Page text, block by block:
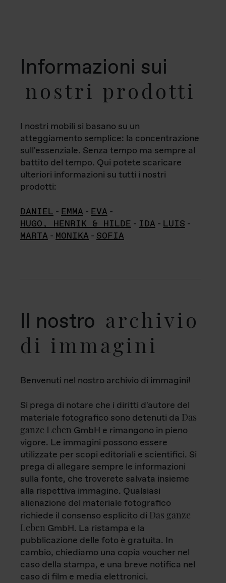
Informazioni sui
nostri prodotti
I nostri mobili si basano su un
atteggiamento semplice: la concentrazione
sull'essenziale. Senza tempo ma sempre al
battito del tempo. Qui potete scaricare
ulteriori informazioni su tutti i nostri
prodotti:
DANIEL - EMMA - EVA -
HUGO, HENRIK & HILDE - IDA - LUIS -
MARTA - MONIKA - SOFIA
Il nostro archivio
di immagini
Benvenuti nel nostro archivio di immagini!
Si prega di notare che i diritti d'autore del
materiale fotografico sono detenuti da Das
ganze Leben GmbH e rimangono in pieno
vigore. Le immagini possono essere
utilizzate per scopi editoriali e scientifici. Si
prega di allegare sempre le informazioni
sulla fonte, che troverete salvata insieme
alla rispettiva immagine. Qualsiasi
alienazione del materiale fotografico
richiede il consenso esplicito di Das ganze
Leben GmbH. La ristampa e la
pubblicazione delle foto è gratuita. In
cambio, chiediamo una copia voucher nel
caso della stampa, e una breve notifica nel
caso di film e media elettronici.